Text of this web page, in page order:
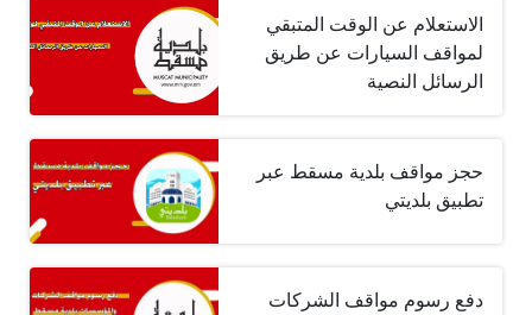
الاستعلام عن الوقت المتبقي
لمواقف السيارات عن طريق
الرسائل النصية
حجز مواقف بلدية مسقط عبر
تطبيق بلديتي
دفع رسوم مواقف الشركات